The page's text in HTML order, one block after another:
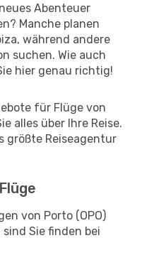
Abenteuer
Manche planen
während andere
suchen. Wie auch
hier genau richtig!
für Flüge von
alles über Ihre Reise.
größte Reiseagentur
von Porto (OPO)
Sie finden bei